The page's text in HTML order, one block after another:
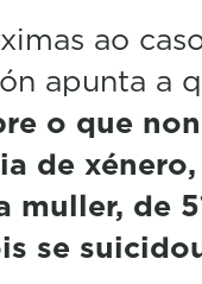
ao
apunta a
o que
de
muller, de
se